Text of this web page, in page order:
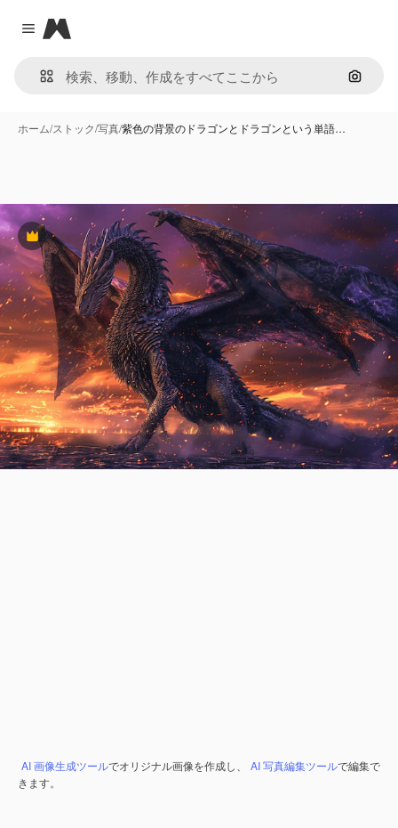
Close menu
Magnific
画像で
ホーム/ストック/写真/紫色の背景のドラゴンとドラゴンという単語…
Premium
AI 画像生成ツールでオリジナル画像を作成し、 AI 写真編集ツールで編集で
きます。